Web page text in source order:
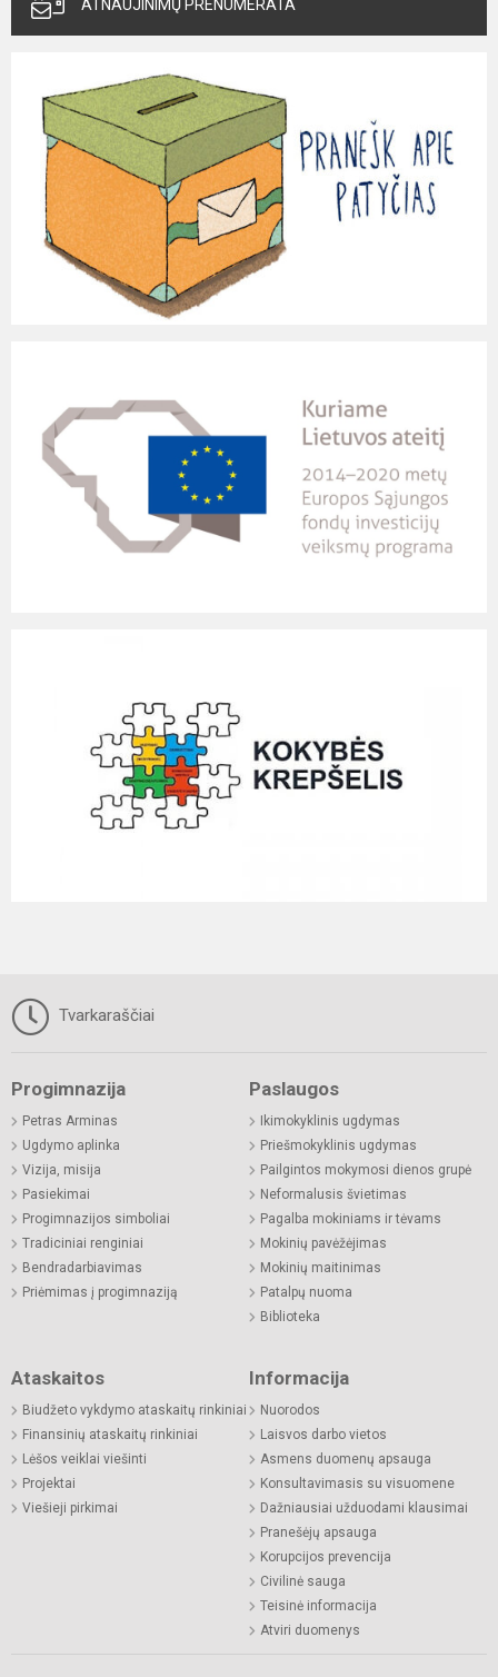
ATNAUJINIMŲ PRENUMERATA
Tvarkaraščiai
Progimnazija
Petras Arminas
Ugdymo aplinka
Vizija, misija
Pasiekimai
Progimnazijos simboliai
Tradiciniai renginiai
Bendradarbiavimas
Priėmimas į progimnaziją
Paslaugos
Ikimokyklinis ugdymas
Priešmokyklinis ugdymas
Pailgintos mokymosi dienos grupė
Neformalusis švietimas
Pagalba mokiniams ir tėvams
Mokinių pavėžėjimas
Mokinių maitinimas
Patalpų nuoma
Biblioteka
Ataskaitos
Biudžeto vykdymo ataskaitų rinkiniai
Finansinių ataskaitų rinkiniai
Lėšos veiklai viešinti
Projektai
Viešieji pirkimai
Informacija
Nuorodos
Laisvos darbo vietos
Asmens duomenų apsauga
Konsultavimasis su visuomene
Dažniausiai užduodami klausimai
Pranešėjų apsauga
Korupcijos prevencija
Civilinė sauga
Teisinė informacija
Atviri duomenys